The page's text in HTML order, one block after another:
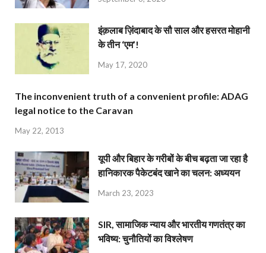
इंक़लाब ज़िंदाबाद के सौ साल और हसरत मोहानी
के तीन ‘एम’!
May 17, 2020
The inconvenient truth of a convenient profile: ADAG
legal notice to the Caravan
May 22, 2013
यूपी और बिहार के गरीबों के बीच बढ़ता जा रहा है
हानिकारक पैकेटबंद खाने का चलन: अध्ययन
March 23, 2023
SIR, सामाजिक न्याय और भारतीय गणतंत्र का
भविष्य: चुनौतियों का विश्लेषण